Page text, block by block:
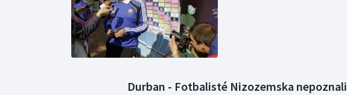
Durban - Fotbalisté Nizozemska